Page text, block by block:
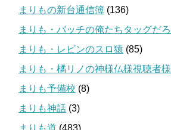
まりもの新台通信簿 (136)
まりも・バッチの俺たちタッグだろ
まりも・レビンのスロ猿 (85)
まりも・橘リノの神様仏様視聴者様
まりも予備校 (8)
まりも神話 (3)